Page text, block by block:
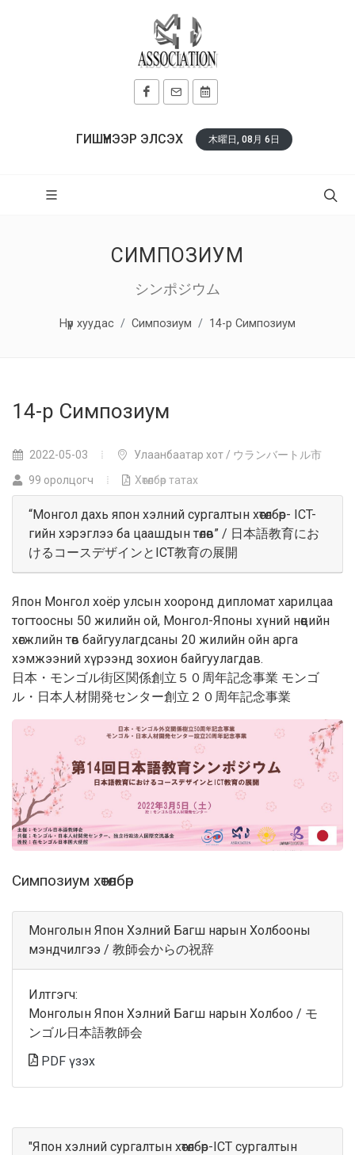
ГИШҮҮНЭЭР ЭЛСЭХ 木曜日, 08月 6日
СИМПОЗИУМ
シンポジウム
Нүүр хуудас Симпозиум 14-р Симпозиум
14-р Симпозиум
2022-05-03
Улаанбаатар хот / ウランバートル市
99 оролцогч
Хөтөлбөр татах
“Монгол дахь япон хэлний сургалтын хөтөлбөр- ICT-
гийн хэрэглээ ба цаашдын төлөв” / 日本語教育にお
けるコースデザインとICT教育の展開
Япон Монгол хоёр улсын хооронд дипломат харилцаа
тогтоосны 50 жилийн ой, Монгол-Японы хүний нөөцийн
хөгжлийн төв байгуулагдсаны 20 жилийн ойн арга
хэмжээний хүрээнд зохион байгуулагдав.
日本・モンゴル街区関係創立５０周年記念事業 モンゴ
ル・日本人材開発センター創立２０周年記念事業
Симпозиум хөтөлбөр
Монголын Япон Хэлний Багш нарын Холбооны
мэндчилгээ / 教師会からの祝辞
Илтгэгч:
Монголын Япон Хэлний Багш нарын Холбоо / モ
ンゴル日本語教師会
PDF үзэх
"Япон хэлний сургалтын хөтөлбөр-ICT сургалтын